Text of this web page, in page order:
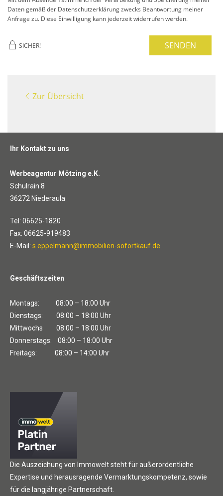
Daten gemäß der Datenschutzerklärung zwecks Beantwortung meiner
Anfrage zu. Diese Einwilligung kann jederzeit widerrufen werden.
SICHER! SENDEN
Zur Übersicht
Ihr Kontakt zu uns
Werbeagentur Mötzing e.K.
Schulrain 8
36272 Niederaula
Tel: 06625-1820
Fax: 06625-919483
E-Mail: s.eppelmann@immobilien-sofortkauf.de
Geschäftszeiten
Montags: 08:00 – 18:00 Uhr
Dienstags: 08:00 – 18:00 Uhr
Mittwochs 08:00 – 18:00 Uhr
Donnerstags: 08:00 – 18:00 Uhr
Freitags: 08:00 – 14:00 Uhr
Die Auszeichung von Immowelt steht für außerordentliche
Expertise und herausragende Vermarktungskompetenz, sowie
für die langjährige Partnerschaft.